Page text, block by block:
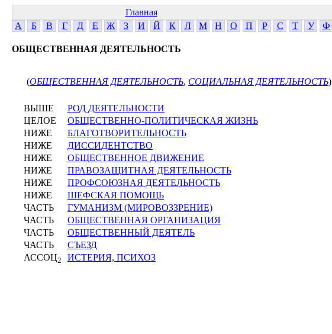
Главная
А
Б В Г Д Е Ж З И Й К Л М Н О П Р С Т У Ф
ОБЩЕСТВЕННАЯ ДЕЯТЕЛЬНОСТЬ
(ОБЩЕСТВЕННАЯ ДЕЯТЕЛЬНОСТЬ, СОЦИАЛЬНАЯ ДЕЯТЕЛЬНОСТЬ)
ВЫШЕ
РОД ДЕЯТЕЛЬНОСТИ
ЦЕЛОЕ
ОБЩЕСТВЕННО-ПОЛИТИЧЕСКАЯ ЖИЗНЬ
НИЖЕ
БЛАГОТВОРИТЕЛЬНОСТЬ
НИЖЕ
ДИССИДЕНТСТВО
НИЖЕ
ОБЩЕСТВЕННОЕ ДВИЖЕНИЕ
НИЖЕ
ПРАВОЗАЩИТНАЯ ДЕЯТЕЛЬНОСТЬ
НИЖЕ
ПРОФСОЮЗНАЯ ДЕЯТЕЛЬНОСТЬ
НИЖЕ
ШЕФСКАЯ ПОМОЩЬ
ЧАСТЬ
ГУМАНИЗМ (МИРОВОЗЗРЕНИЕ)
ЧАСТЬ
ОБЩЕСТВЕННАЯ ОРГАНИЗАЦИЯ
ЧАСТЬ
ОБЩЕСТВЕННЫЙ ДЕЯТЕЛЬ
ЧАСТЬ
СЪЕЗД
АССОЦ2 ИСТЕРИЯ, ПСИХОЗ